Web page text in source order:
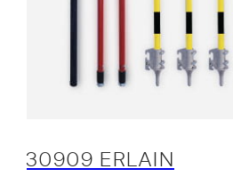
30909 ERLAIN